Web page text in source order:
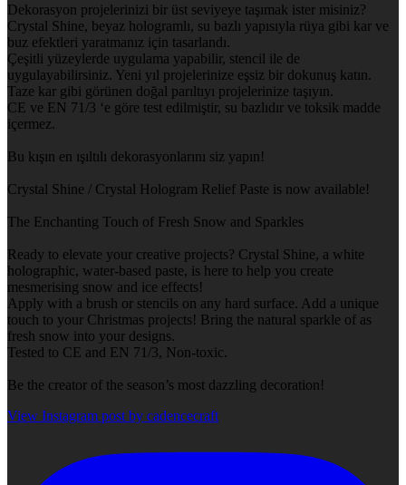
Dekorasyon projelerinizi bir üst seviyeye taşımak ister misiniz?
Crystal Shine, beyaz hologramlı, su bazlı yapısıyla rüya gibi kar ve
buz efektleri yaratmanız için tasarlandı.
Çeşitli yüzeylerde uygulama yapabilir, stencil ile de
uygulayabilirsiniz. Yeni yıl projelerinize eşsiz bir dokunuş katın.
Taze kar gibi görünen doğal parıltıyı projelerinize taşıyın.
CE ve EN 71/3 ‘e göre test edilmiştir, su bazlıdır ve toksik madde
içermez.
Bu kışın en ışıltılı dekorasyonlarını siz yapın!
Crystal Shine / Crystal Hologram Relief Paste is now available!
The Enchanting Touch of Fresh Snow and Sparkles
Ready to elevate your creative projects? Crystal Shine, a white
holographic, water-based paste, is here to help you create
mesmerising snow and ice effects!
Apply with a brush or stencils on any hard surface. Add a unique
touch to your Christmas projects! Bring the natural sparkle of as
fresh snow into your designs.
Tested to CE and EN 71/3, Non-toxic.
Be the creator of the season’s most dazzling decoration!
View Instagram post by cadencecraft